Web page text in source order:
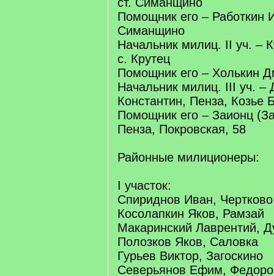
Помощник его – Работкин
Симанщино
Начальник милиц. II уч. –
с. Крутец
Помощник его – Холькин
Начальник милиц. III уч. –
Константин, Пенза, Козье
Помощник его – Заионц
Пенза, Покровская, 58
Районные милиционеры:
I участок:
Спириднов Иван, Чертково
Косолапкин Яков, Рамзай
Макаринский Лаврентий,
Полозков Яков, Саловка
Гурьев Виктор, Загоскино
Северьянов Ефим,